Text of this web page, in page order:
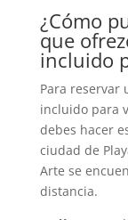
¿Cómo
que
incluido
Para reservar
incluido para
debes hacer
ciudad de
Arte se
distancia.